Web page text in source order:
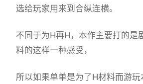
选给玩家用来到合纵连横。
不同于为H再H，本作主要打的是
料的这样一种感受，
所以如果单单是为了H材料而游